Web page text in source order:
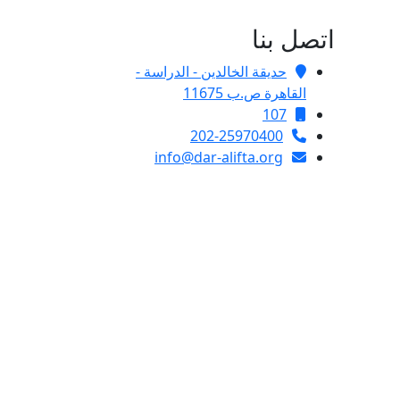
اتصل بنا
حديقة الخالدين - الدراسة -
القاهرة ص.ب 11675
107
202-25970400
info@dar-alifta.org